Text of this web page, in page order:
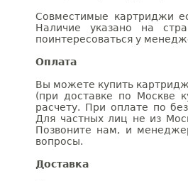
Совместимые картриджи
Наличие указано на
поинтересоваться у
Оплата
Вы можете купить
(при доставке по Москве
расчету. При оплате по
Для частных лиц не из
Позвоните нам, и
вопросы.
Доставка